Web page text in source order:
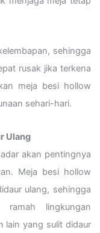
sehingga
rusak jika terkena
meja besi hollow
sehari-hari.
Ulang
akan pentingnya
Meja besi hollow
ulang, sehingga
lingkungan
lain yang sulit didaur